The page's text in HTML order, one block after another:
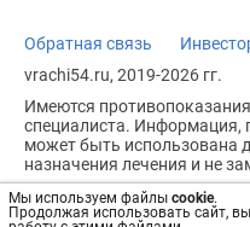
Мы используем файлы cookie.
Продолжая использовать сайт,
Обратная связь
vrachi54.ru, 2019-2026 гг.
Имеются
специалиста. Информация,
может быть использована
назначения лечения и не
Возрастное ограничение: 18+